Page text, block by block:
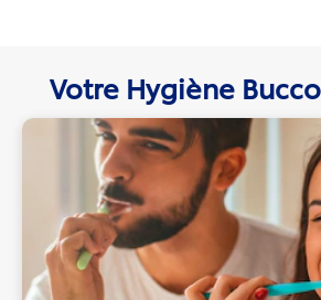
Votre Hygiène